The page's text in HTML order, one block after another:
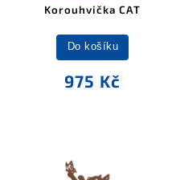
Korouhvička CAT
975 Kč
Do košíku